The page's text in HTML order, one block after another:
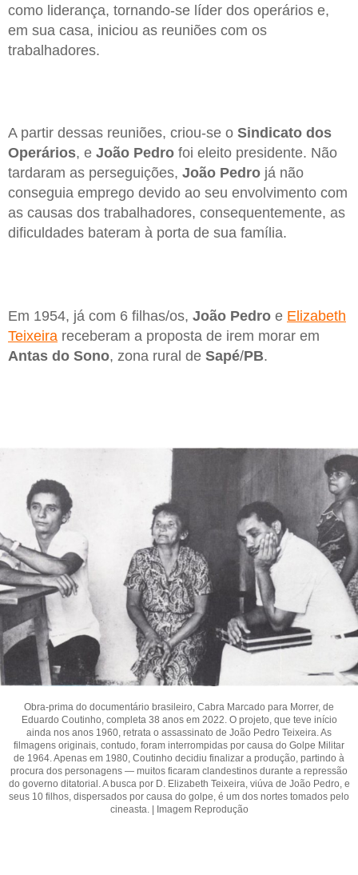
como liderança, tornando-se líder dos operários e,
em sua casa, iniciou as reuniões com os
trabalhadores.
A partir dessas reuniões, criou-se o Sindicato dos
Operários, e João Pedro foi eleito presidente. Não
tardaram as perseguições, João Pedro já não
conseguia emprego devido ao seu envolvimento com
as causas dos trabalhadores, consequentemente, as
dificuldades bateram à porta de sua família.
Em 1954, já com 6 filhas/os, João Pedro e Elizabeth
Teixeira receberam a proposta de irem morar em
Antas do Sono, zona rural de Sapé/PB.
Obra-prima do documentário brasileiro, Cabra Marcado para Morrer, de
Eduardo Coutinho, completa 38 anos em 2022. O projeto, que teve início
ainda nos anos 1960, retrata o assassinato de João Pedro Teixeira. As
filmagens originais, contudo, foram interrompidas por causa do Golpe Militar
de 1964. Apenas em 1980, Coutinho decidiu finalizar a produção, partindo à
procura dos personagens — muitos ficaram clandestinos durante a repressão
do governo ditatorial. A busca por D. Elizabeth Teixeira, viúva de João Pedro, e
seus 10 filhos, dispersados por causa do golpe, é um dos nortes tomados pelo
cineasta. | Imagem Reprodução